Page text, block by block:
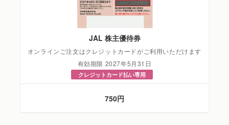
JAL 株主優待券
オンラインご注文はクレジットカードがご利用いただけます
有効期限 2027年5月31日
クレジットカード払い専用
750円